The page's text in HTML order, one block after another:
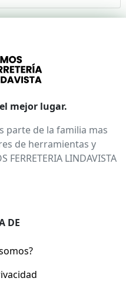
mejor lugar.
parte de la familia mas
de herramientas y
LINDAVISTA
DE